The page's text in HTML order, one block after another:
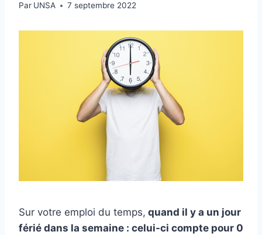
Par UNSA 7 septembre 2022
Sur votre emploi du temps, quand il y a un jour
férié dans la semaine : celui-ci compte pour 0